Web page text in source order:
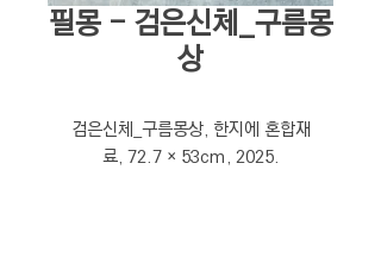
필몽 - 검은신체_구름몽
상
검은신체_구름몽상, 한지에 혼합재
료, 72.7 × 53cm, 2025.